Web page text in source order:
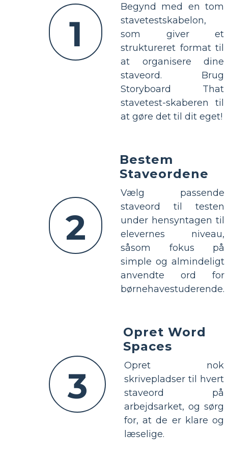
1
Begynd med en tom
stavetestskabelon,
som giver et
struktureret format til
at organisere dine
staveord. Brug
Storyboard That
stavetest-skaberen til
at gøre det til dit eget!
2
Bestem
Staveordene
Vælg passende
staveord til testen
under hensyntagen til
elevernes niveau,
såsom fokus på
simple og almindeligt
anvendte ord for
børnehavestuderende.
3
Opret Word
Spaces
Opret nok
skrivepladser til hvert
staveord på
arbejdsarket, og sørg
for, at de er klare og
læselige.